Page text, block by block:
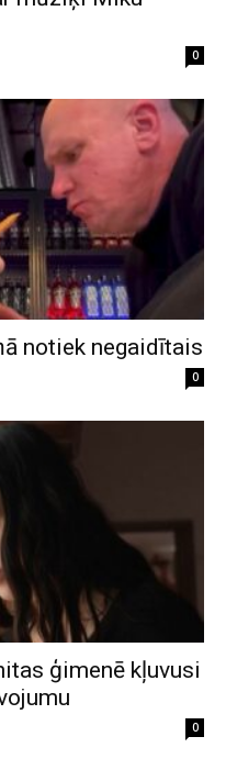
0
notiek negaidītais
0
ģimenē kļuvusi
0